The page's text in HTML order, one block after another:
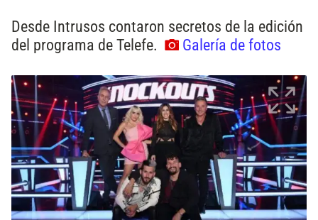
Desde Intrusos contaron secretos de la edición
del programa de Telefe.
Galería de fotos